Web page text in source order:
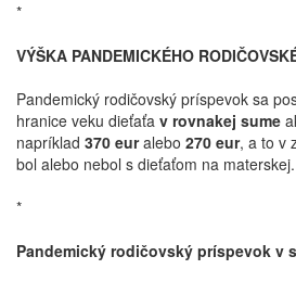
*
VÝŠKA PANDEMICKÉHO
Pandemický rodičovský príspevok sa
hranice veku dieťaťa v rovnakej sume
napríklad 370 euralebo 270 eur, a to v
bol alebo nebol s dieťaťom na materskej.
*
Pandemický rodičovský príspevok v